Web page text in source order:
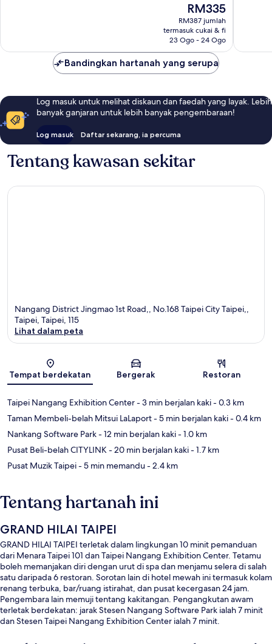
Harga
ialah
RM335
RM335
RM387 jumlah
termasuk cukai & fi
23 Ogo - 24 Ogo
Bandingkan hartanah yang serupa
Log masuk untuk melihat diskaun dan faedah yang layak. Lebih
banyak ganjaran untuk lebih banyak pengembaraan!
Log masuk Daftar sekarang, ia percuma
Tentang kawasan sekitar
Nangang District Jingmao 1st Road,, No.168 Taipei City Taipei,,
Taipei, Taipei, 115
Lihat dalam peta
Tempat berdekatan Bergerak Restoran
Taipei Nangang Exhibition Center- 3 min berjalan kaki- 0.3 km
Taman Membeli-belah Mitsui LaLaport- 5 min berjalan kaki- 0.4 km
Nankang Software Park- 12 min berjalan kaki- 1.0 km
Pusat Beli-belah CITYLINK- 20 min berjalan kaki- 1.7 km
Pusat Muzik Taipei- 5 min memandu- 2.4 km
Tentang hartanah ini
GRAND HILAI TAIPEI
GRAND HILAI TAIPEI terletak dalam lingkungan 10 minit pemanduan
dari Menara Taipei 101 dan Taipei Nangang Exhibition Center. Tetamu
boleh memanjakan diri dengan urut di spa dan menjamu selera di salah
satu daripada 6 restoran. Sorotan lain di hotel mewah ini termasuk kolam
renang terbuka, bar/ruang istirahat, dan pusat kecergasan 24 jam.
Pengembara lain memuji tentang kakitangan. Pengangkutan awam
terletak berdekatan: jarak Stesen Nangang Software Park ialah 7 minit
dan Stesen Taipei Nangang Exhibition Center ialah 7 minit.